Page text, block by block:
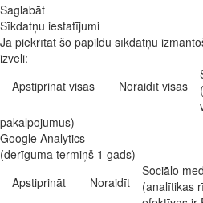
Saglabāt
Sīkdatņu iestatījumi
Ja piekrītat šo papildu sīkdatņu
izvēli:
Apstiprināt visas
Noraidīt visas
pakalpojumus)
Google Analytics
(derīguma termiņš 1 gads)
Apstiprināt
Noraidīt
Sociālo
(analītikas